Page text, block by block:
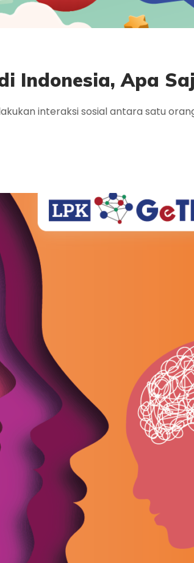
Indonesia, Apa
interaksi sosial antara satu